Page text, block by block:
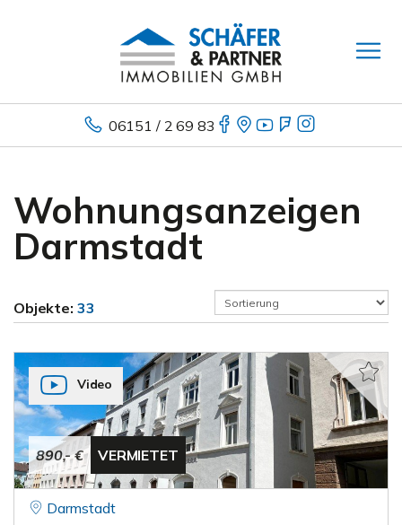
06151 / 2 69 83
Wohnungsanzeigen
Darmstadt
Objekte: 33
890,- € VERMIETET
Video
Darmstadt